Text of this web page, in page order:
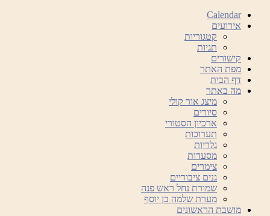
Calendar
אירועים
קטגוריות
תגיות
קישורים
מפת האתר
דף הבית
מה באתר
מיצג אור קולי
סיורים
ארכיון הסטורי
תערוכות
גלריות
מסעדות
צימרים
גנים ציבוריים
שמורת נחל ראש פנה
מערת שלמה בן יוסף
מושבת הראשונים